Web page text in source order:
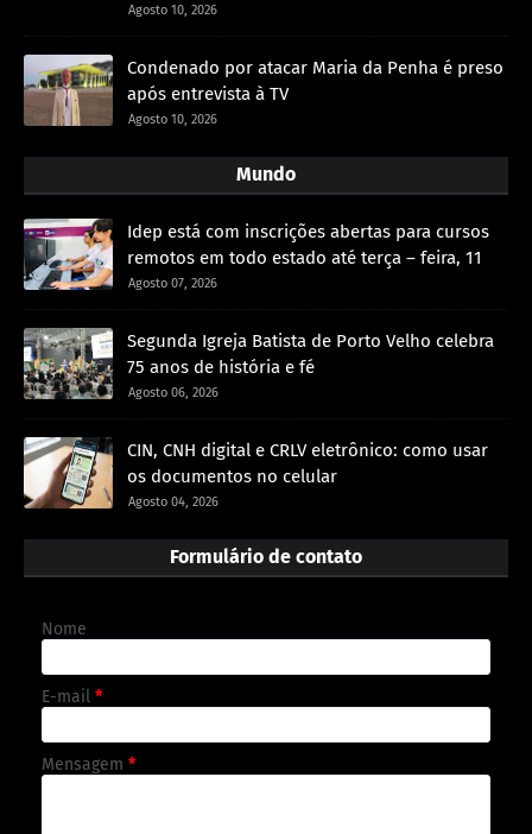
Agosto 10, 2026
Condenado por atacar Maria da Penha é preso
após entrevista à TV
Agosto 10, 2026
Mundo
Idep está com inscrições abertas para cursos
remotos em todo estado até terça – feira, 11
Agosto 07, 2026
Segunda Igreja Batista de Porto Velho celebra
75 anos de história e fé
Agosto 06, 2026
CIN, CNH digital e CRLV eletrônico: como usar
os documentos no celular
Agosto 04, 2026
Formulário de contato
Nome
E-mail *
Mensagem *